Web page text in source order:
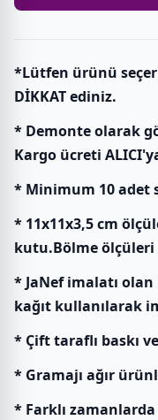
*Lütfen ürünü
DİKKAT ediniz.
* Demonte olarak
Kargo ücreti
* Minimum 10 adet
* 11x11x3,5 cm
kutu.Bölme ölçüleri
* JaNef imalatı
kağıt kullanılarak
* Çift taraflı baskı
* Gramajı ağır
* Farklı zamanlarda